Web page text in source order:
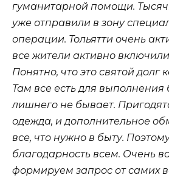
гуманитарной помощи.
уже отправили в зону
операции. Тольятти очень
все жители активно
Понятно, что это святой долг
Там все есть для выполнения
лишнего не бывает.
одежда, и дополнительное
все, что нужно в быту.
благодарность всем. Очень
формируем запрос от самих